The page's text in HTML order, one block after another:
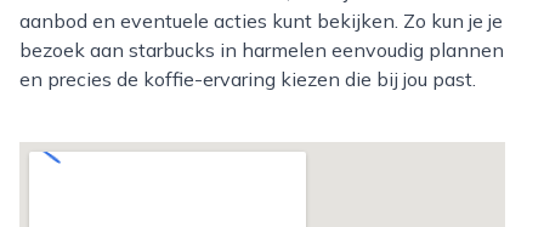
aanbod en eventuele acties kunt bekijken. Zo kun je je
bezoek aan starbucks in harmelen eenvoudig plannen
en precies de koffie-ervaring kiezen die bij jou past.